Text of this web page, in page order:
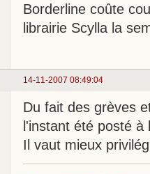
Borderline coûte
librairie Scylla la
14-11-2007 08:49:04
Du fait des grèves
l'instant été posté à
Il vaut mieux